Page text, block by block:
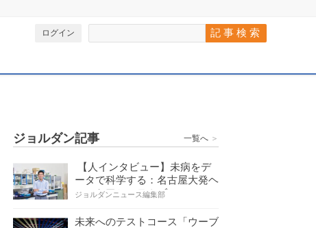
ログイン
ジョルダン記事 一覧へ ＞
【人インタビュー】未病をデ
ータで科学する：名古屋大発ヘ
ルスケアシステムズの…
ジョルダンニュース編集部
未来へのテストコース「ウーブ